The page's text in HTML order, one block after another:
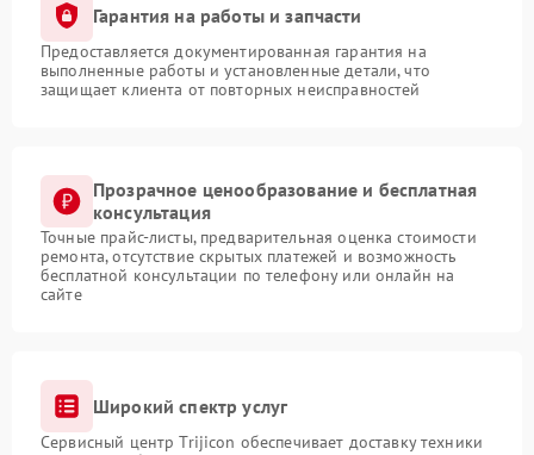
Гарантия на работы и запчасти
Предоставляется документированная гарантия на
выполненные работы и установленные детали, что
защищает клиента от повторных неисправностей
Прозрачное ценообразование и бесплатная
консультация
Точные прайс-листы, предварительная оценка стоимости
ремонта, отсутствие скрытых платежей и возможность
бесплатной консультации по телефону или онлайн на
сайте
Широкий спектр услуг
Сервисный центр Trijicon обеспечивает доставку техники